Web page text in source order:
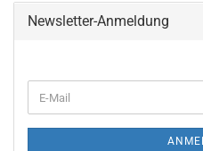
Newsletter-Anmeldung
ZUR
E-
Mail